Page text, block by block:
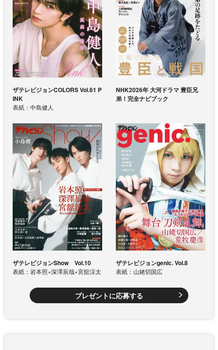
ザテレビジョンCOLORS Vol.61 P
INK
表紙：中島健人
NHK2026年 大河ドラマ 豊臣兄
弟！完全ナビブック
ザテレビジョンShow Vol.10
表紙：岩本照×深澤辰哉×宮舘涼太
ザテレビジョンgenic. Vol.8
表紙：山姥切国広
プレゼントに応募する